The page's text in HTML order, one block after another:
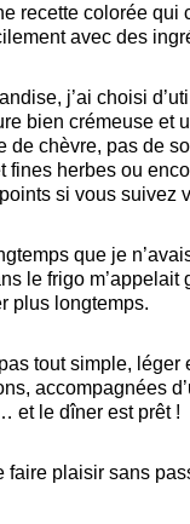
recette colorée qui
avec des
j’ai choisi
bien crémeuse et
de chèvre, pas de
fines herbes ou
si vous suivez
que je
le frigo m’appelait
plus longtemps.
tout simple, léger
accompagnées
et le dîner est prêt !
faire plaisir sans